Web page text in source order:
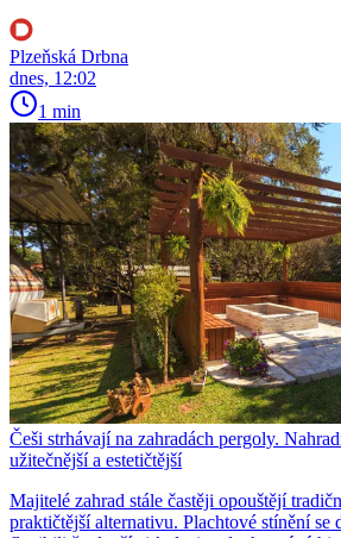
Plzeňská Drbna
dnes, 12:02
1 min
Češi strhávají na zahradách pergoly.
užitečnější a estetičtější
Majitelé zahrad stále častěji opouštějí
praktičtější alternativu. Plachtové stínění se